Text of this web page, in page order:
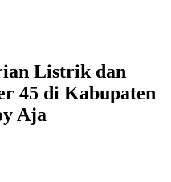
Listrik dan
45 di Kabupaten
Aja